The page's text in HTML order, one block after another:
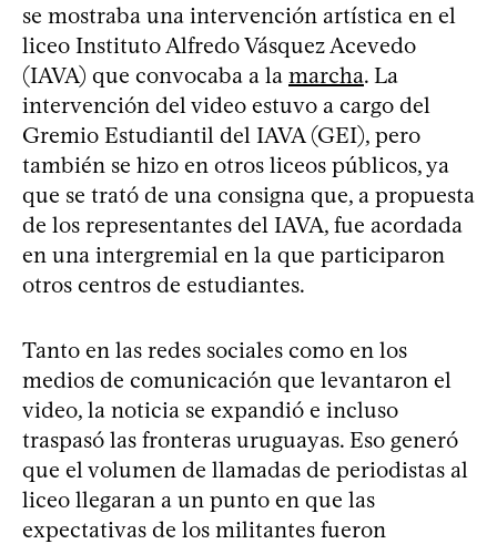
se mostraba una intervención artística en el
liceo Instituto Alfredo Vásquez Acevedo
(IAVA) que convocaba a la marcha. La
intervención del video estuvo a cargo del
Gremio Estudiantil del IAVA (GEI), pero
también se hizo en otros liceos públicos, ya
que se trató de una consigna que, a propuesta
de los representantes del IAVA, fue acordada
en una intergremial en la que participaron
otros centros de estudiantes.
Tanto en las redes sociales como en los
medios de comunicación que levantaron el
video, la noticia se expandió e incluso
traspasó las fronteras uruguayas. Eso generó
que el volumen de llamadas de periodistas al
liceo llegaran a un punto en que las
expectativas de los militantes fueron